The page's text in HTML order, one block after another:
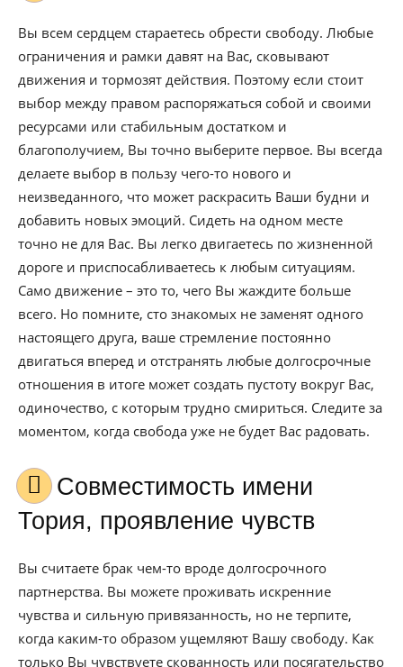
Вы всем сердцем стараетесь обрести свободу. Любые
ограничения и рамки давят на Вас, сковывают
движения и тормозят действия. Поэтому если стоит
выбор между правом распоряжаться собой и своими
ресурсами или стабильным достатком и
благополучием, Вы точно выберите первое. Вы всегда
делаете выбор в пользу чего-то нового и
неизведанного, что может раскрасить Ваши будни и
добавить новых эмоций. Сидеть на одном месте
точно не для Вас. Вы легко двигаетесь по жизненной
дороге и приспосабливаетесь к любым ситуациям.
Само движение – это то, чего Вы жаждите больше
всего. Но помните, сто знакомых не заменят одного
настоящего друга, ваше стремление постоянно
двигаться вперед и отстранять любые долгосрочные
отношения в итоге может создать пустоту вокруг Вас,
одиночество, с которым трудно смириться. Следите за
моментом, когда свобода уже не будет Вас радовать.
Совместимость имени
Тория, проявление чувств
Вы считаете брак чем-то вроде долгосрочного
партнерства. Вы можете проживать искренние
чувства и сильную привязанность, но не терпите,
когда каким-то образом ущемляют Вашу свободу. Как
только Вы чувствуете скованность или посягательство